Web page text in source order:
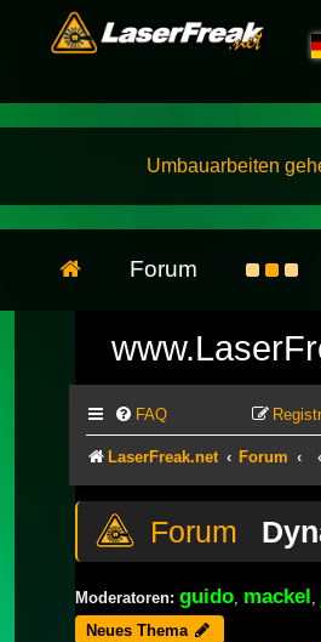
Umbauarbeiten
Forum
FAQ
LaserFreak.net Forum
Moderatoren: guido mackel
Neues Thema